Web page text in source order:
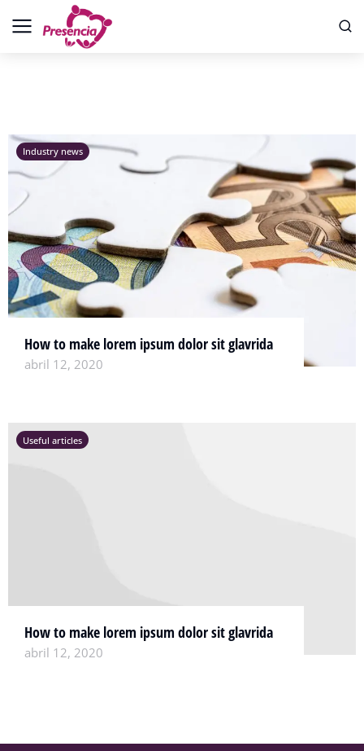
Industry news
How to make lorem ipsum dolor sit glavrida
abril 12, 2020
Useful articles
How to make lorem ipsum dolor sit glavrida
abril 12, 2020